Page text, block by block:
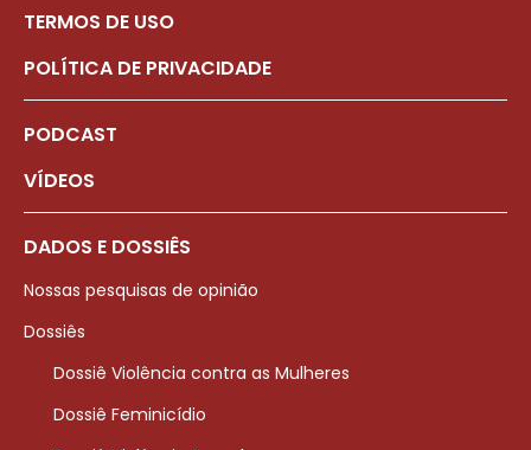
TERMOS DE USO
POLÍTICA DE PRIVACIDADE
PODCAST
VÍDEOS
DADOS E DOSSIÊS
Nossas pesquisas de opinião
Dossiês
Dossiê Violência contra as Mulheres
Dossiê Feminicídio